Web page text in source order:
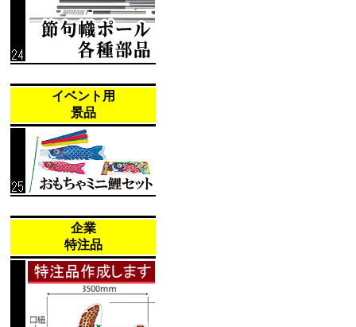
イベント用
景品
企業
特注品